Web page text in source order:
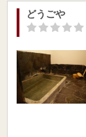
どうごや